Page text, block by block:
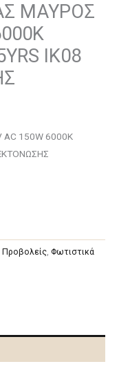
ΜΑΥΡΟΣ
IK08
150W 6000K
Προβολείς, Φωτιστικά